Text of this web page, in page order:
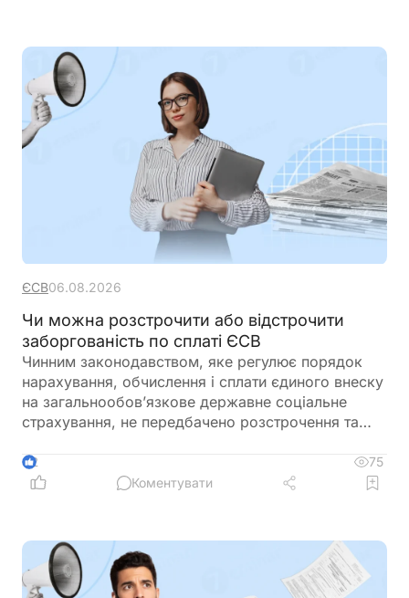
ЄСВ06.08.2026
Чи можна розстрочити або відстрочити
заборгованість по сплаті ЄСВ
Чинним законодавством, яке регулює порядок
нарахування, обчислення і сплати єдиного внеску
на загальнообов’язкове державне соціальне
страхування, не передбачено розстрочення та
внеску
2
75
Коментувати